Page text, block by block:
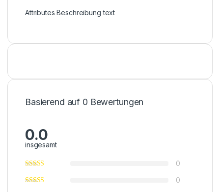
Attributes Beschreibung text
Basierend auf 0 Bewertungen
0.0
insgesamt
0
0